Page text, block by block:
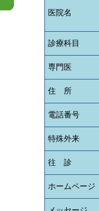
医院名
診療科目
専門医
住 所
電話番号
特殊外来
往 診
ホームページ